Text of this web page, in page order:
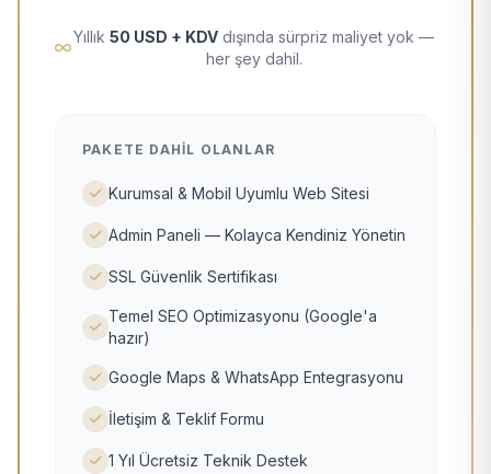
Yıllık 50 USD + KDV dışında sürpriz maliyet yok —
her şey dahil.
PAKETE DAHIL OLANLAR
Kurumsal & Mobil Uyumlu Web Sitesi
Admin Paneli — Kolayca Kendiniz Yönetin
SSL Güvenlik Sertifikası
Temel SEO Optimizasyonu (Google'a
hazır)
Google Maps & WhatsApp Entegrasyonu
İletişim & Teklif Formu
1 Yıl Ücretsiz Teknik Destek